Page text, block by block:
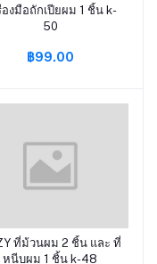
หยิบใส่ตะกร้า
องมือถักเปียผม 1 ชิ้น k-
50
฿99.00
หยิบใส่ตะกร้า
ที่ม้วนผม 2 ชิ้น และ ที่
หนีบผม 1 ชิ้น k-48